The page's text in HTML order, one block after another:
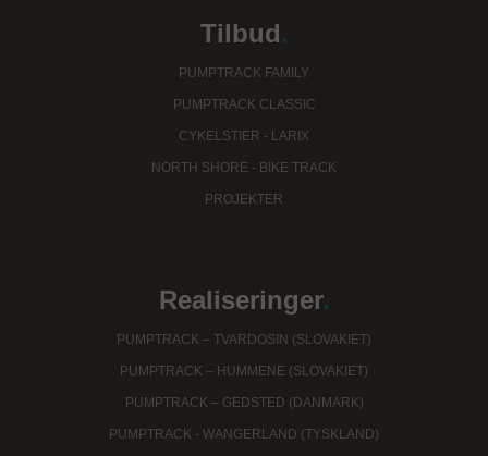
Tilbud.
PUMPTRACK FAMILY
PUMPTRACK CLASSIC
CYKELSTIER - LARIX
NORTH SHORE - BIKE TRACK
PROJEKTER
Realiseringer.
PUMPTRACK – TVARDOSIN (SLOVAKIET)
PUMPTRACK – HUMMENE (SLOVAKIET)
PUMPTRACK – GEDSTED (DANMARK)
PUMPTRACK - WANGERLAND (TYSKLAND)